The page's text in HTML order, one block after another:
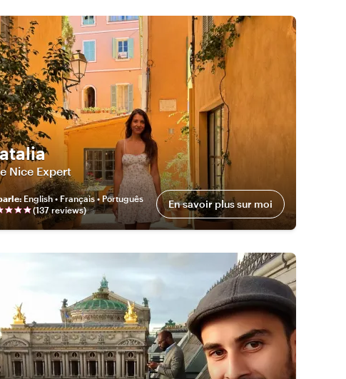
Nice Expert
: English • Français • Português
(137reviews) En savoir plus sur moi